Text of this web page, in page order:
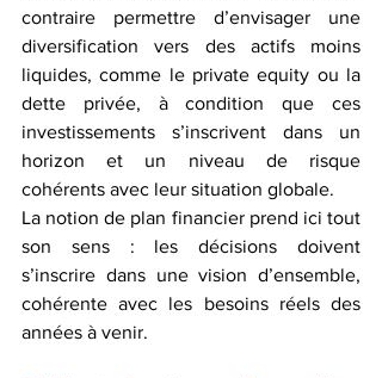
contraire permettre d’envisager une
diversification vers des actifs moins
liquides, comme le private equity ou la
dette privée, à condition que ces
investissements s’inscrivent dans un
horizon et un niveau de risque
cohérents avec leur situation globale.
La notion de plan financier prend ici tout
son sens : les décisions doivent
s’inscrire dans une vision d’ensemble,
cohérente avec les besoins réels des
années à venir.